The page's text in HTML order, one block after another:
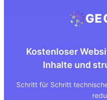
Kostenloser
Inhalte und
Schritt für Schritt